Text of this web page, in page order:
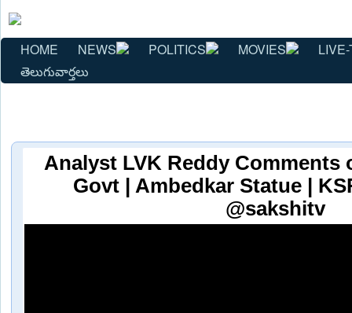
HOME NEWS POLITICS MOVIES
తెలుగువార్తలు
Analyst LVK Reddy Comments
Govt | Ambedkar Statue |
@sakshitv